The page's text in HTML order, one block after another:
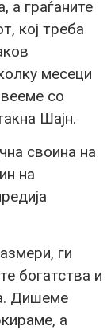
а граѓаните
кој треба
месеци
со
Шајн.
своина на
на
ги
богатства и
Дишеме
а